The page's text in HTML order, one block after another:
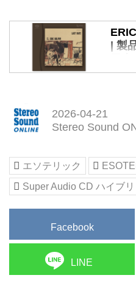
| 製
日
メー
テレ
2026-04-21
Stereo Sound
エソテリック
Super Audio CD ハイブリ
Facebook
LINE